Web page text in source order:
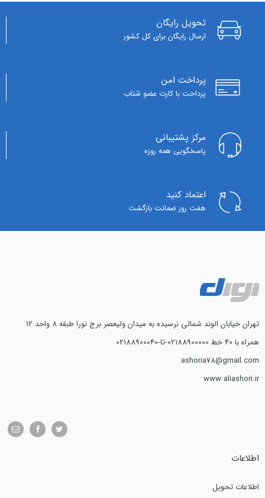
تحویل رایگان
ارسال رایگان برای کل کشور
پرداخت امن
پرداخت با کارت عضو شتاب
مرکز پشتیبانی
پاسخگویی همه روزه
اعتماد کنید
هفت روز ضمانت بازگشت
تهران خیابان الوند شمالی نرسیده به میدان ولیعصر برج نورا طبقه 8 واحد 12
همراه با 40 خط 02188900000-تا-02188900040
ashoria78@gmail.com
www.aliashori.ir
اطلاعات
اطلاعات تحویل